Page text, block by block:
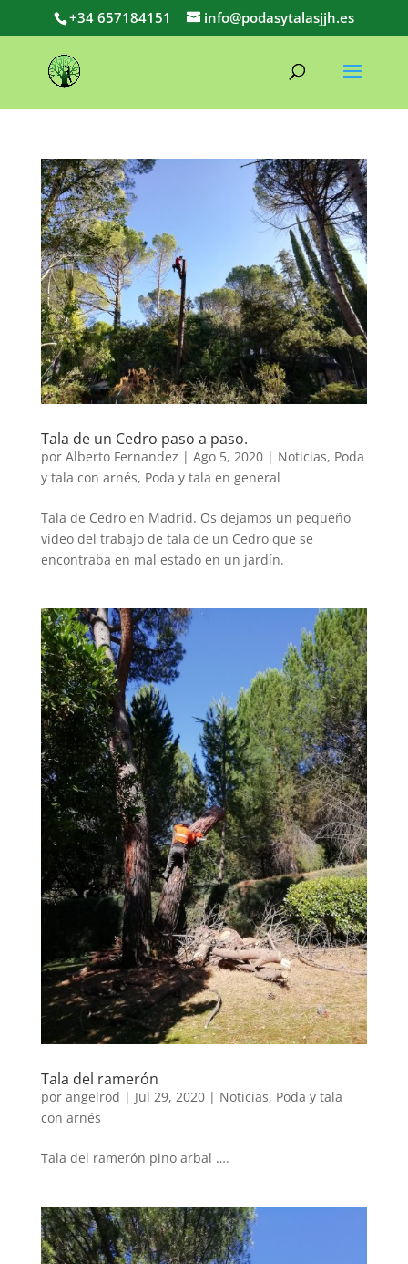
+34 657184151 info@podasytalasjjh.es
Tala de un Cedro paso a paso.
por Alberto Fernandez | Ago 5, 2020| Noticias, Poda
y tala con arnés, Poda y tala en general
Tala de Cedro en Madrid. Os dejamos un pequeño
vídeo del trabajo de tala de un Cedro que se
encontraba en mal estado en un jardín.
Tala del ramerón
por angelrod | Jul 29, 2020| Noticias, Poda y tala
con arnés
Tala del ramerón pino arbal ….